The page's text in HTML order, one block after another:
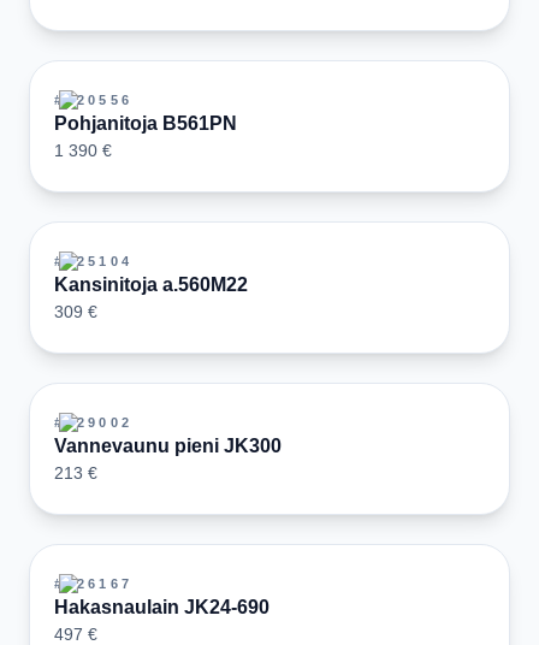
#120556
Pohjanitoja B561PN
1 390 €
#125104
Kansinitoja a.560M22
309 €
#129002
Vannevaunu pieni JK300
213 €
#126167
Hakasnaulain JK24-690
497 €